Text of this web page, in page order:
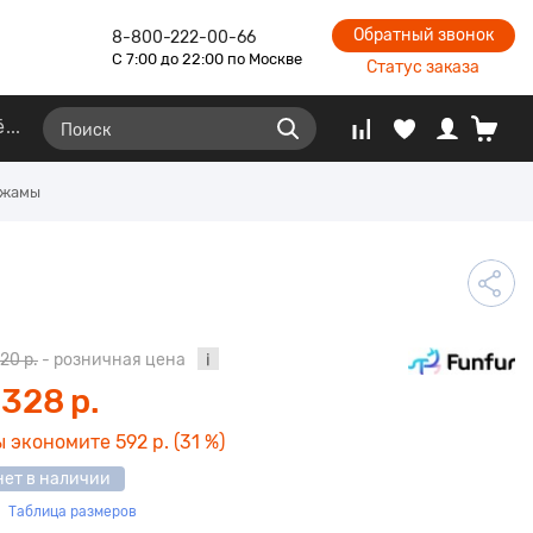
8-800-222-00-66
С 7:00 до 22:00 по Москве
Обратный звонок
Статус заказа
р. - розничная цена
р.
экономите 592 р. (31 %)
в наличии
Таблица размеров